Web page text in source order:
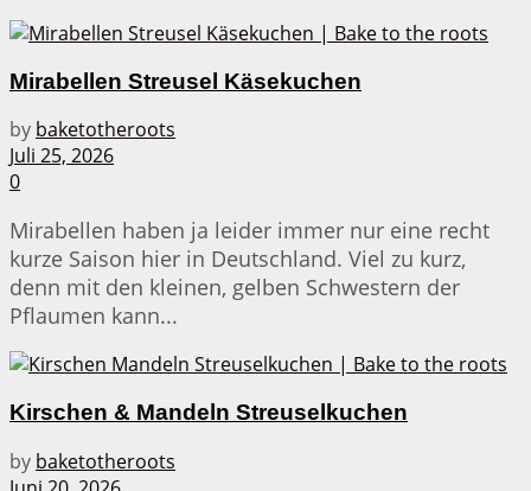
Mirabellen Streusel Käsekuchen
by baketotheroots
Juli 25, 2026
0
Mirabellen haben ja leider immer nur eine recht
kurze Saison hier in Deutschland. Viel zu kurz,
denn mit den kleinen, gelben Schwestern der
Pflaumen kann...
Kirschen & Mandeln Streuselkuchen
by baketotheroots